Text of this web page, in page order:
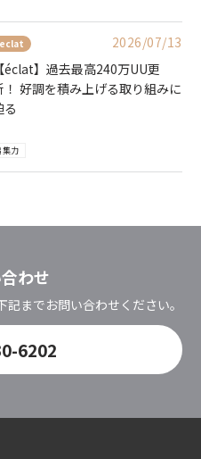
eclat
2026/07/13
【éclat】過去最高240万UU更
！ 好調を積み上げる取り組みに
る
集力
わせ
までお問い合わせください。
6202